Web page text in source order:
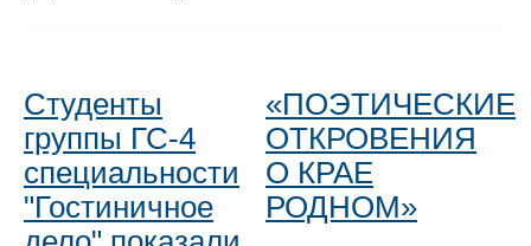
Студенты
группы ГС-4
специальности
"Гостиничное
«ПОЭТИЧЕСКИЕ
ОТКРОВЕНИЯ
О КРАЕ
РОДНОМ»